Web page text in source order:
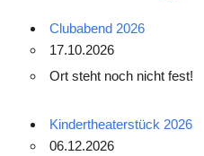
Clubabend 2026
17.10.2026
Ort steht noch nicht fest!
Kindertheaterstück 2026
06.12.2026